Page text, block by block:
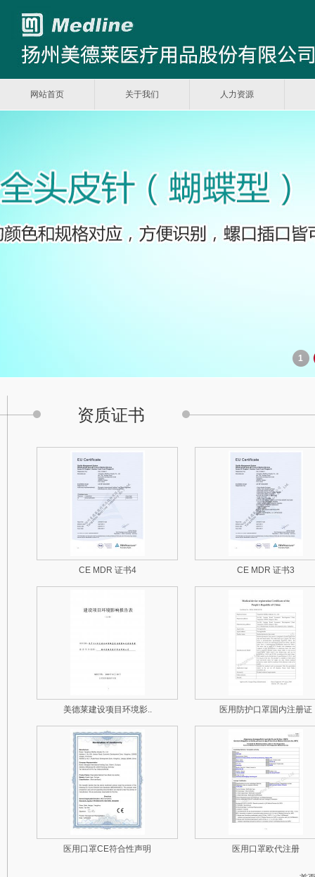
网站首页 关于我们 人力资源
1
资质证书
CE MDR 证书4 CE MDR 证书3
美德莱建设项目环境影.. 医用防护口罩国内注册证
医用口罩CE符合性声明 医用口罩欧代注册